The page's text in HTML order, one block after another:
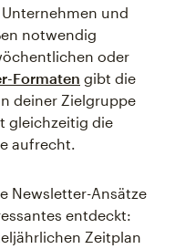
und
notwendig
oder
Formaten gibt die
deiner Zielgruppe
gleichzeitig die
aufrecht.
Newsletter-Ansätze
entdeckt:
Zeitplan